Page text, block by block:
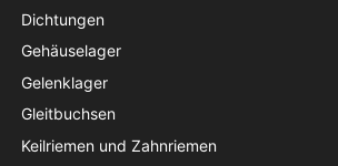
Dichtungen
Gehäuselager
Gelenklager
Gleitbuchsen
Keilriemen und Zahnriemen